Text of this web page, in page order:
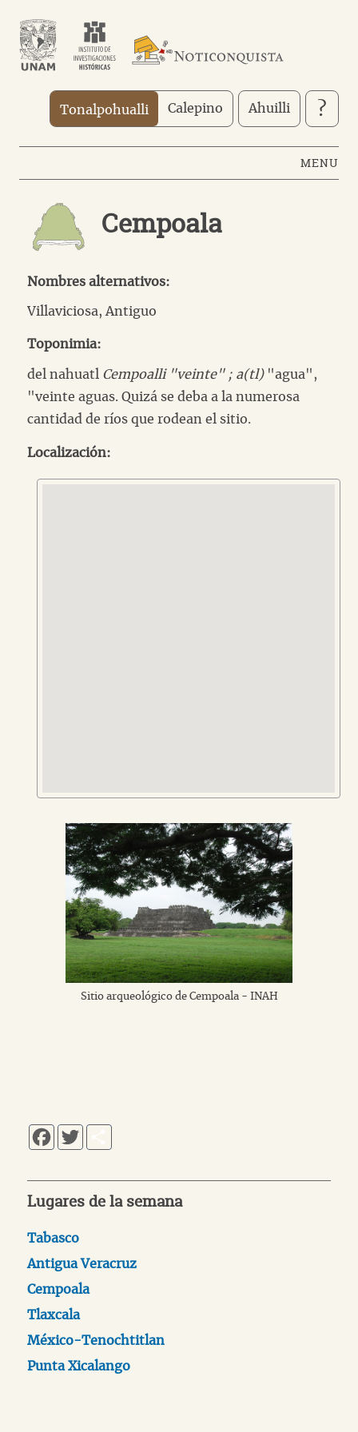
contenido
principal
Tonalpohualli Calepino Ahuilli ?
MENU
Cempoala
Nombres alternativos:
Villaviciosa, Antiguo
Toponimia:
del nahuatl Cempoalli "veinte" ; a(tl)"agua",
"veinte aguas. Quizá se deba a la numerosa
cantidad de ríos que rodean el sitio.
Localización:
Sitio arqueológico de Cempoala - INAH
Facebook
Twitter
Lugares de la semana
Tabasco
Antigua Veracruz
Cempoala
Tlaxcala
México-Tenochtitlan
Punta Xicalango